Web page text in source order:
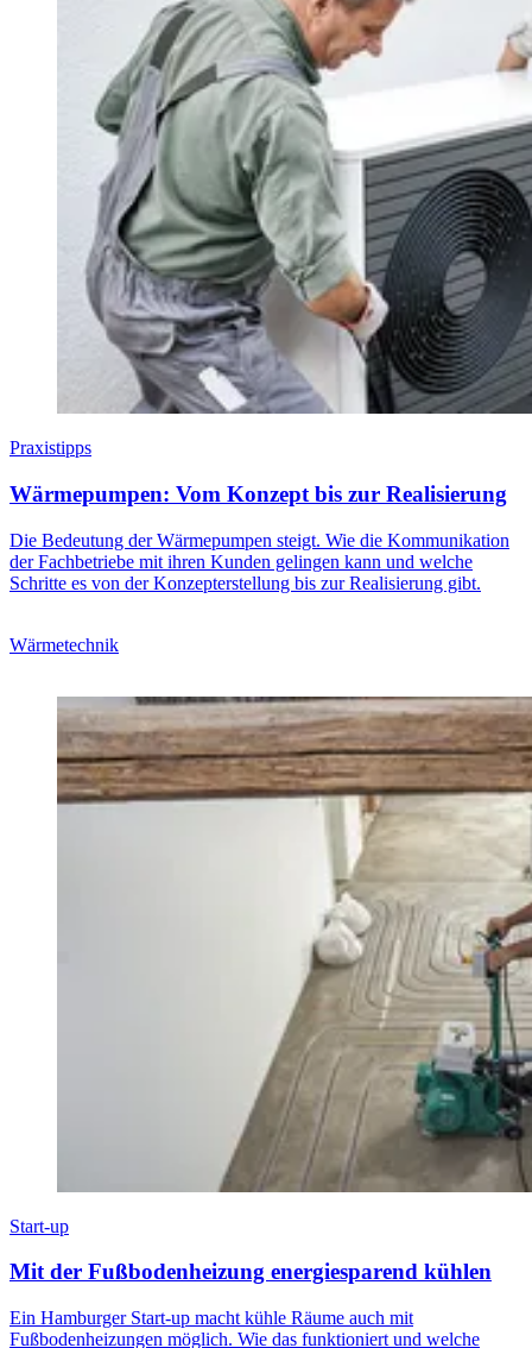
Praxistipps
Wärmepumpen: Vom Konzept bis zur Realisierung
Die Bedeutung der Wärmepumpen steigt. Wie die Kommunikation
der Fachbetriebe mit ihren Kunden gelingen kann und welche
Schritte es von der Konzepterstellung bis zur Realisierung gibt.
Wärmetechnik
Start-up
Mit der Fußbodenheizung energiesparend kühlen
Ein Hamburger Start-up macht kühle Räume auch mit
Fußbodenheizungen möglich. Wie das funktioniert und welche